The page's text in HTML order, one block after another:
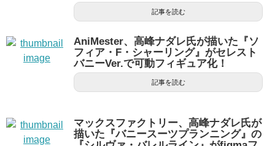
記事を読む
AniMester、高峰ナダレ氏が描いた『ソ
フィア・F・シャーリング』がセレスト
バニーVer.で可動フィギュア化！
記事を読む
マックスファクトリー、高峰ナダレ氏が
描いた『バニースーツプランニング』の